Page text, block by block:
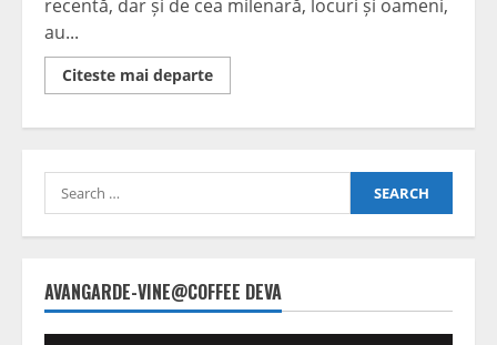
recentă, dar și de cea milenară, locuri și oameni,
au...
Citeste mai departeRead
more
Search
for:
AVANGARDE-VINE@COFFEE DEVA